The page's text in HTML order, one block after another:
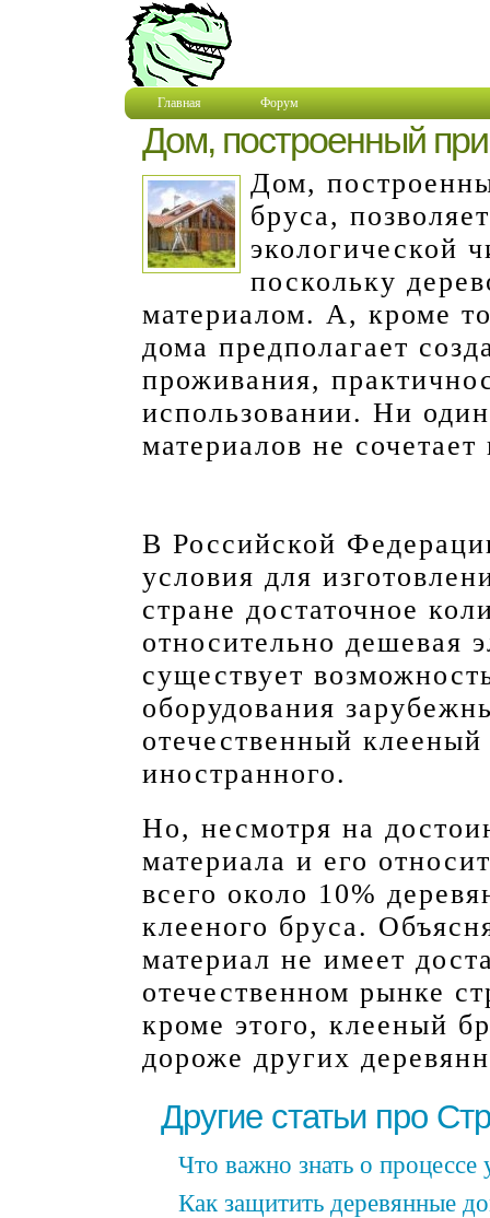
Главная Форум
Дом, построенный
Дом,
бруса,
экологической
поскольку
материалом. А, кроме
дома предполагает
проживания,
использовании. Ни
материалов не
В Российской
условия для
стране достаточное
относительно дешевая
существует
оборудования
отечественный
иностранного.
Но, несмотря на
материала и его
всего около 10%
клееного бруса.
материал не имеет
отечественном рынке
кроме этого, клееный
дороже других
Другие статьи про
Что важно знать о
Как защитить деревянные